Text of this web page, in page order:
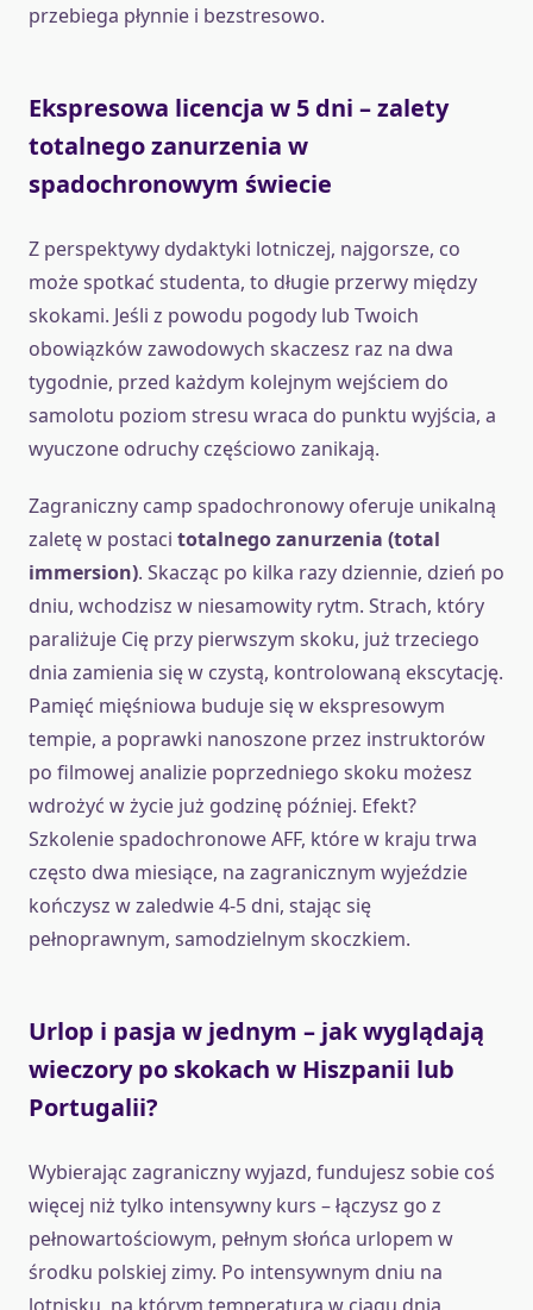
przebiega płynnie i bezstresowo.
Ekspresowa licencja w 5 dni – zalety
totalnego zanurzenia w
spadochronowym świecie
Z perspektywy dydaktyki lotniczej, najgorsze, co
może spotkać studenta, to długie przerwy między
skokami. Jeśli z powodu pogody lub Twoich
obowiązków zawodowych skaczesz raz na dwa
tygodnie, przed każdym kolejnym wejściem do
samolotu poziom stresu wraca do punktu wyjścia, a
wyuczone odruchy częściowo zanikają.
Zagraniczny camp spadochronowy oferuje unikalną
zaletę w postaci totalnego zanurzenia (total
immersion). Skacząc po kilka razy dziennie, dzień po
dniu, wchodzisz w niesamowity rytm. Strach, który
paraliżuje Cię przy pierwszym skoku, już trzeciego
dnia zamienia się w czystą, kontrolowaną ekscytację.
Pamięć mięśniowa buduje się w ekspresowym
tempie, a poprawki nanoszone przez instruktorów
po filmowej analizie poprzedniego skoku możesz
wdrożyć w życie już godzinę później. Efekt?
Szkolenie spadochronowe AFF, które w kraju trwa
często dwa miesiące, na zagranicznym wyjeździe
kończysz w zaledwie 4-5 dni, stając się
pełnoprawnym, samodzielnym skoczkiem.
Urlop i pasja w jednym – jak wyglądają
wieczory po skokach w Hiszpanii lub
Portugalii?
Wybierając zagraniczny wyjazd, fundujesz sobie coś
więcej niż tylko intensywny kurs – łączysz go z
pełnowartościowym, pełnym słońca urlopem w
środku polskiej zimy. Po intensywnym dniu na